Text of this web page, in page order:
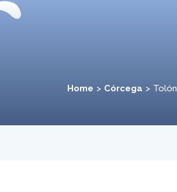
Home Córcega Tolón